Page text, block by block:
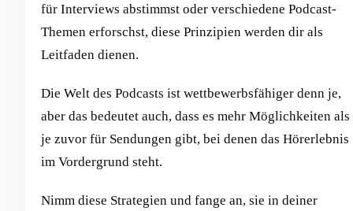
für Interviews abstimmst oder verschiedene Podcast-
Themen erforschst, diese Prinzipien werden dir als
Leitfaden dienen.
Die Welt des Podcasts ist wettbewerbsfähiger denn je,
aber das bedeutet auch, dass es mehr Möglichkeiten als
je zuvor für Sendungen gibt, bei denen das Hörerlebnis
im Vordergrund steht.
Nimm diese Strategien und fange an, sie in deiner